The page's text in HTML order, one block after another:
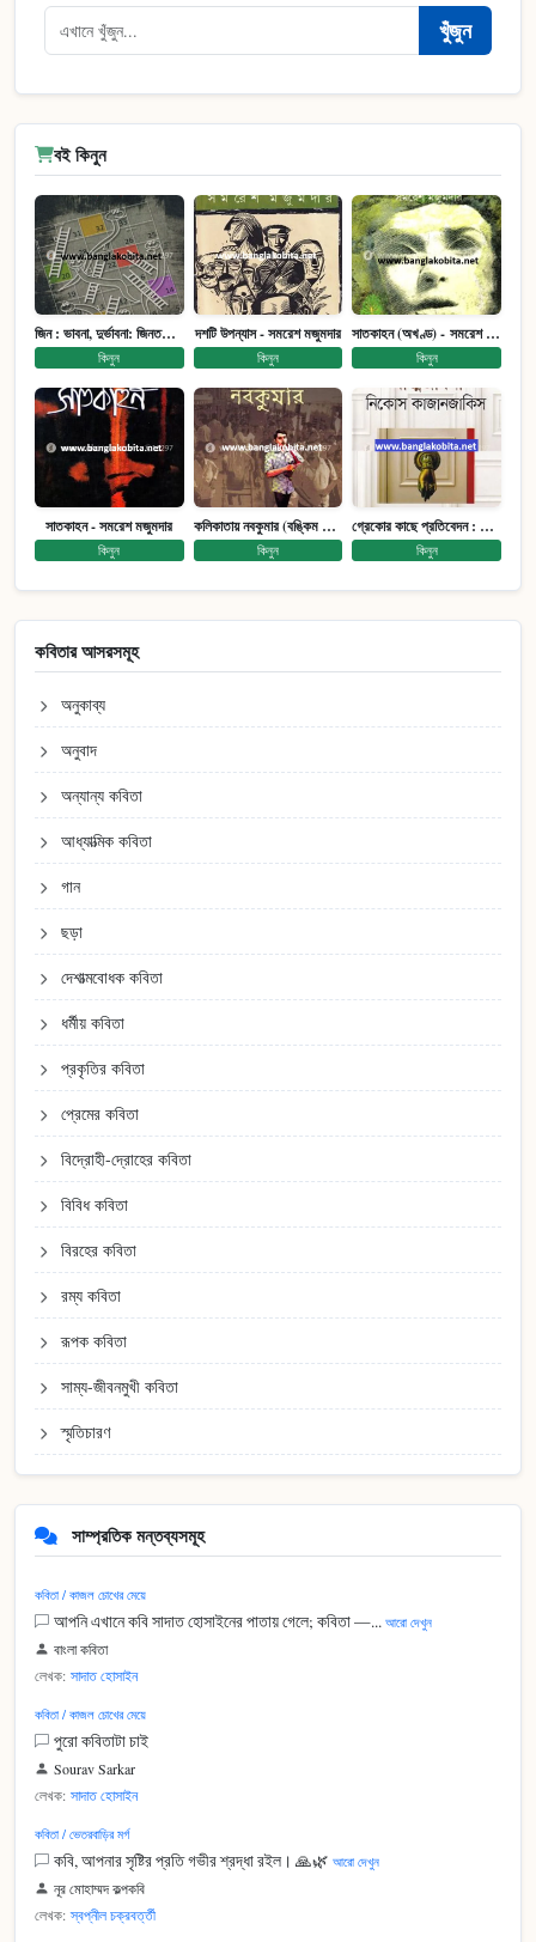
খুঁজুন
বই কিনুন
জিন : ভাবনা, দুর্ভাবনা: জিনতত্ত্ব সমাজ ইতিহাস (পেপারব্যাক)
কিনুন
দশটি উপন্যাস - সমরেশ মজুমদার
কিনুন
সাতকাহন (অখণ্ড) - সমরেশ মজুমদার
কিনুন
সাতকাহন - সমরেশ মজুমদার
কিনুন
কলিকাতায় নবকুমার (বঙ্কিম পুরষ্কারে সম্মানিত)(মানবিক মেগা উপন্যাস)
কিনুন
গ্রেকোর কাছে প্রতিবেদন : আত্মজীবনী
কিনুন
কবিতার আসরসমূহ
অনুকাব্য
অনুবাদ
অন্যান্য কবিতা
আধ্যাত্মিক কবিতা
গান
ছড়া
দেশাত্মবোধক কবিতা
ধর্মীয় কবিতা
প্রকৃতির কবিতা
প্রেমের কবিতা
বিদ্রোহী-দ্রোহের কবিতা
বিবিধ কবিতা
বিরহের কবিতা
রম্য কবিতা
রূপক কবিতা
সাম্য-জীবনমুখী কবিতা
স্মৃতিচারণ
সাম্প্রতিক মন্তব্যসমূহ
কবিতা / কাজল চোখের মেয়ে
আপনি এখানে কবি সাদাত হোসাইনের পাতায় গেলে; কবিতা —... আরো দেখুন
বাংলা কবিতা
লেখক: সাদাত হোসাইন
কবিতা / কাজল চোখের মেয়ে
পুরো কবিতাটা চাই
Sourav Sarkar
লেখক: সাদাত হোসাইন
কবিতা / ভেতরবাড়ির মর্গ
কবি, আপনার সৃষ্টির প্রতি গভীর শ্রদ্ধা রইল। 🙏🌿 আরো দেখুন
নূর মোহাম্মদ কল্পকবি
লেখক: স্বপ্নীল চক্রবর্ত্তী